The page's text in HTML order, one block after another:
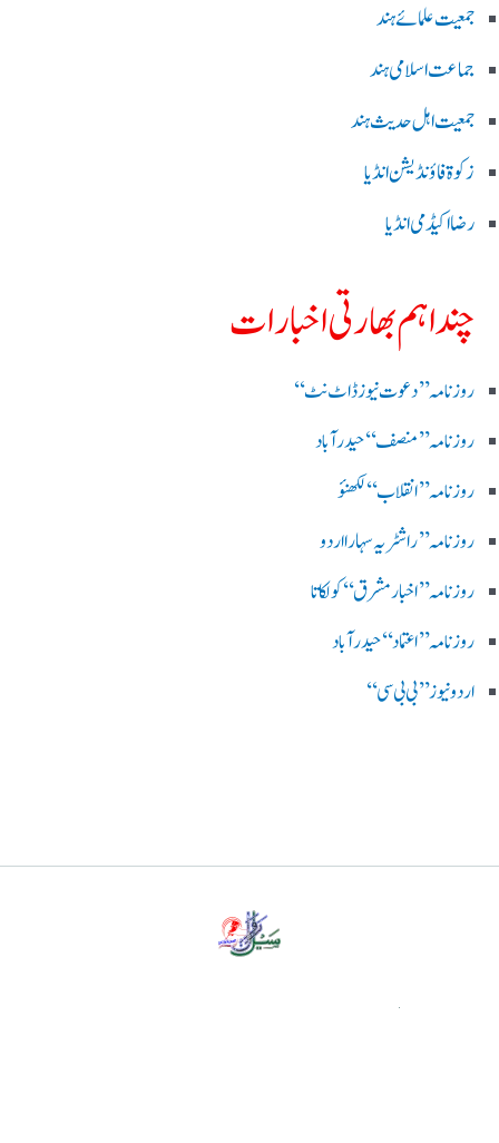
جمعیت علمائے ہند
جماعت اسلامی ہند
جمعیت اہل حدیث ہند
زکوۃ فاؤنڈیشن انڈیا
رضا اکیڈمی انڈیا
چند اہم بھارتی اخبارات
روز نامہ ’’ دعوت نیوز ڈاٹ نٹ‘‘
روزنامہ ’’ منصف‘‘ حیدر آباد
روزنامہ ’’ انقلاب‘‘ لکھنؤ
روز نامہ ’’راشٹریہ سہارا اردو
روزنامہ ’’اخبارمشرق‘‘ کولکاتا
روزنامہ ’’اعتماد‘‘ حیدرآباد
اردو نیوز ’’بی بی سی‘‘